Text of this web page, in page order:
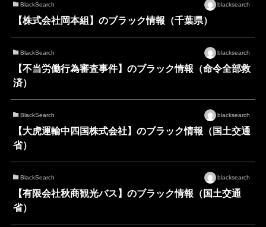
BlackSearch blacksearch
【株式会社岡本組】のブラック情報（千葉県）
BlackSearch blacksearch
【不当労働行為審査事件】のブラック情報（命令全部救
済）
BlackSearch blacksearch
【大虎運輸中四国株式会社】のブラック情報（国土交通
省）
BlackSearch blacksearch
【有限会社秋商観光バス】のブラック情報（国土交通
省）